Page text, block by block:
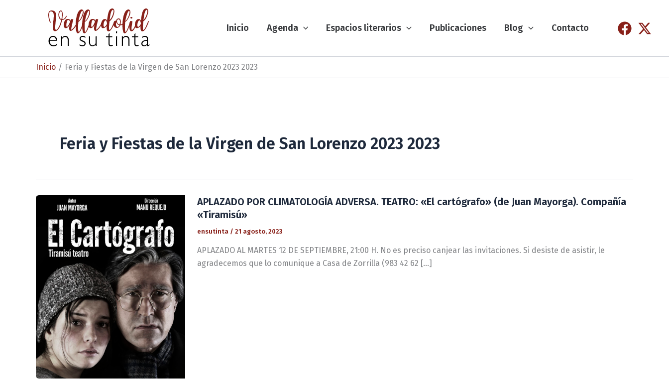
Inicio Agenda Espacios literarios Publicaciones Blog Contacto
Inicio Feria y Fiestas de la Virgen de San Lorenzo 2023 2023
Feria y Fiestas de la Virgen de San Lorenzo 2023 2023
APLAZADO POR CLIMATOLOGÍA ADVERSA. TEATRO: «El cartógrafo» (de Juan Mayorga). Compañía
«Tiramisú»
ensutinta / 21 agosto, 2023
APLAZADO AL MARTES 12 DE SEPTIEMBRE, 21:00 H. No es preciso canjear las invitaciones. Si desiste de asistir, le
agradecemos que lo comunique a Casa de Zorrilla (983 42 62 […]